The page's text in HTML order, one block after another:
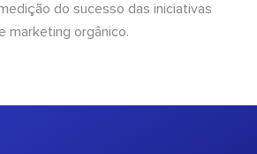
do sucesso das iniciativas
marketing orgânico.